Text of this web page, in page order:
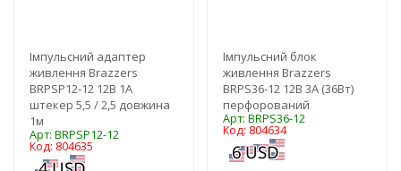
Імпульсний адаптер
живлення Brazzers
BRPSP12-12 12В 1А
штекер 5,5 / 2,5 довжина
1м
Арт: BRPSP12-12
Код: 804635
Імпульсний блок
живлення Brazzers
BRPS36-12 12В 3А (36Вт)
перфорований
Арт: BRPS36-12
Код: 804634